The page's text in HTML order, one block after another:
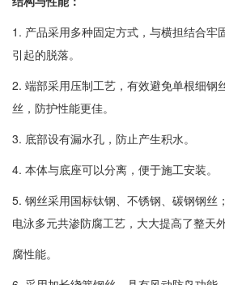
1. 产品采用多种固定方式，与横担结合牢
引起的脱落。
2. 端部采用压制工艺，有效避免单根细钢
丝，防护性能更佳。
3. 底部设有漏水孔，防止产生积水。
4. 本体与底座可以分离，便于施工安装。
5. 钢丝采用国标钛钢、不锈钢、碳钢钢丝
电泳多元共渗防腐工艺，大大提高了整天
腐性能。